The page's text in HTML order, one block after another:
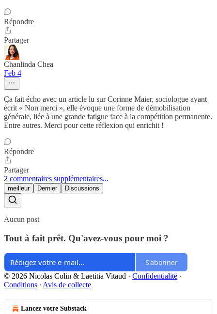
Répondre
Partager
Chanlinda Chea
Feb 4
Ça fait écho avec un article lu sur Corinne Maier, sociologue ayant
écrit « Non merci », elle évoque une forme de démobilisation
générale, liée à une grande fatigue face à la compétition permanente.
Entre autres. Merci pour cette réflexion qui enrichit !
Répondre
Partager
2 commentaires supplémentaires...
meilleur Dernier Discussions
Aucun post
Tout à fait prêt. Qu'avez-vous pour moi ?
S'abonner
© 2026 Nicolas Colin & Laetitia Vitaud · Confidentialité ∙
Conditions ∙ Avis de collecte
Lancez votre Substack